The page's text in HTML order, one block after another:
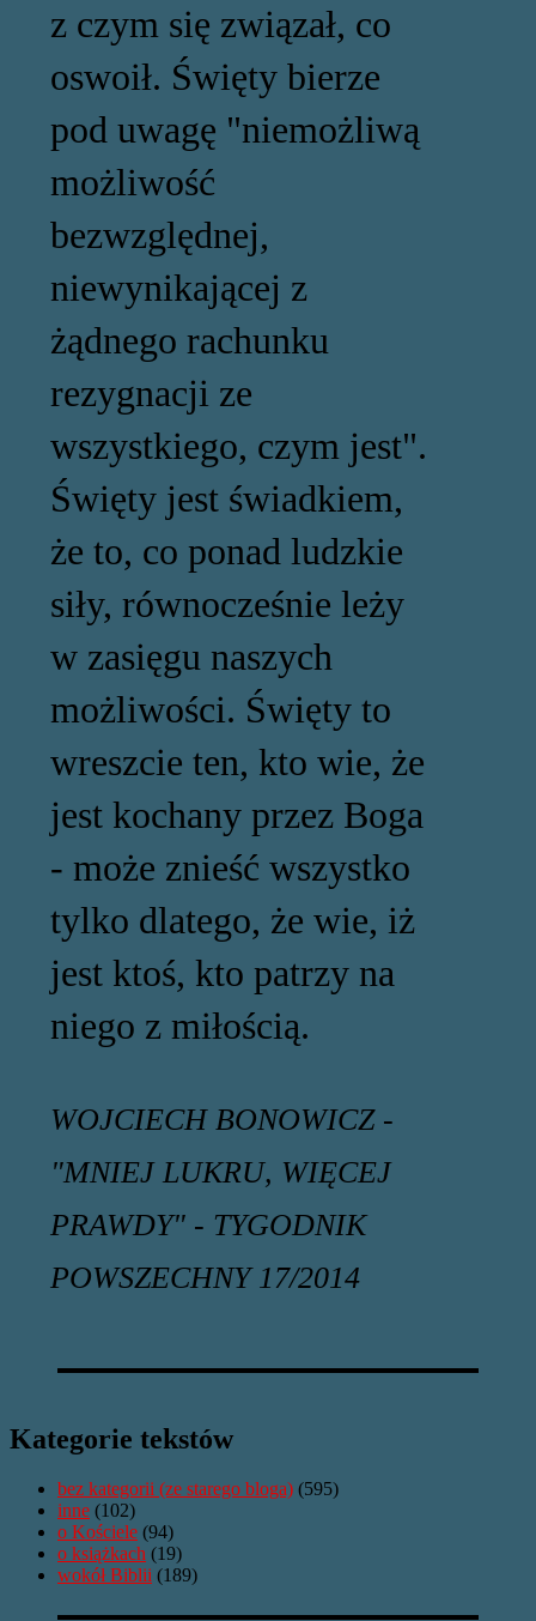
z czym się związał, co
oswoił. Święty bierze
pod uwagę "niemożliwą
możliwość
bezwzględnej,
niewynikającej z
żądnego rachunku
rezygnacji ze
wszystkiego, czym jest".
Święty jest świadkiem,
że to, co ponad ludzkie
siły, równocześnie leży
w zasięgu naszych
możliwości. Święty to
wreszcie ten, kto wie, że
jest kochany przez Boga
- może znieść wszystko
tylko dlatego, że wie, iż
jest ktoś, kto patrzy na
niego z miłością.
WOJCIECH BONOWICZ -
"MNIEJ LUKRU, WIĘCEJ
PRAWDY" - TYGODNIK
POWSZECHNY 17/2014
Kategorie tekstów
bez kategorii (ze starego bloga) (595)
inne (102)
o Kościele (94)
o książkach (19)
wokół Biblii (189)